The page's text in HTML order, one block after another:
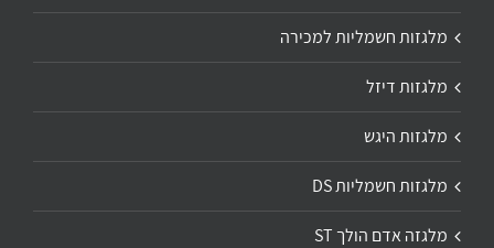
מלגזות חשמליות למכירה
מלגזות דיזל
מלגזות היגש
מלגזות חשמליות DS
מלגזה אדם הולך ST